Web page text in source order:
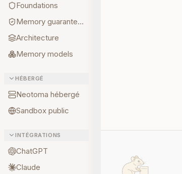
Foundations
Memory guarantees
Architecture
Memory models
HÉBERGÉ
Neotoma hébergé
Sandbox public
INTÉGRATIONS
ChatGPT
Claude